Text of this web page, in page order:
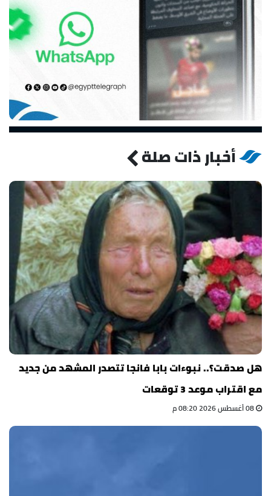
أخبار ذات صلة
هل صدقت؟.. نبوءات بابا فانجا تتصدر المشهد من جديد
مع اقتراب موعد 3 توقعات